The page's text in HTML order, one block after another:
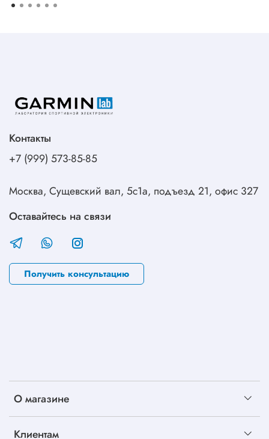
О магазине
Клиентам
Контакты
+7 (999) 573-85-85
Москва, Сущевский вал, 5с1а, подъезд 21, офис 327
Оставайтесь на связи
Получить консультацию